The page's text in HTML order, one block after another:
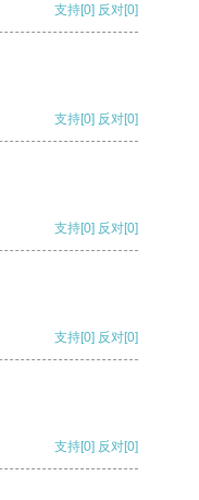
支持[0] 反对[0]
支持[0] 反对[0]
支持[0] 反对[0]
支持[0] 反对[0]
支持[0] 反对[0]